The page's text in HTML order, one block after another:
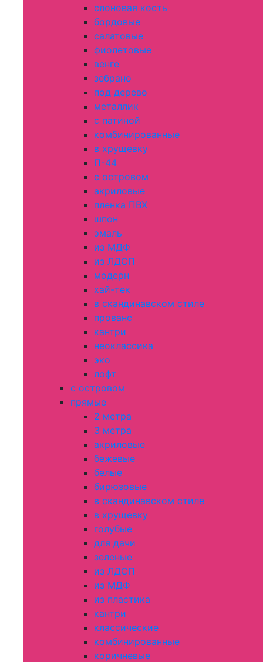
слоновая кость
бордовые
салатовые
фиолетовые
венге
зебрано
под дерево
металлик
с патиной
комбинированные
в хрущевку
П-44
с островом
акриловые
пленка ПВХ
шпон
эмаль
из МДФ
из ЛДСП
модерн
хай-тек
в скандинавском стиле
прованс
кантри
неоклассика
эко
лофт
с островом
прямые
2 метра
3 метра
акриловые
бежевые
белые
бирюзовые
в скандинавском стиле
в хрущевку
голубые
для дачи
зеленые
из ЛДСП
из МДФ
из пластика
кантри
классические
комбинированные
коричневые